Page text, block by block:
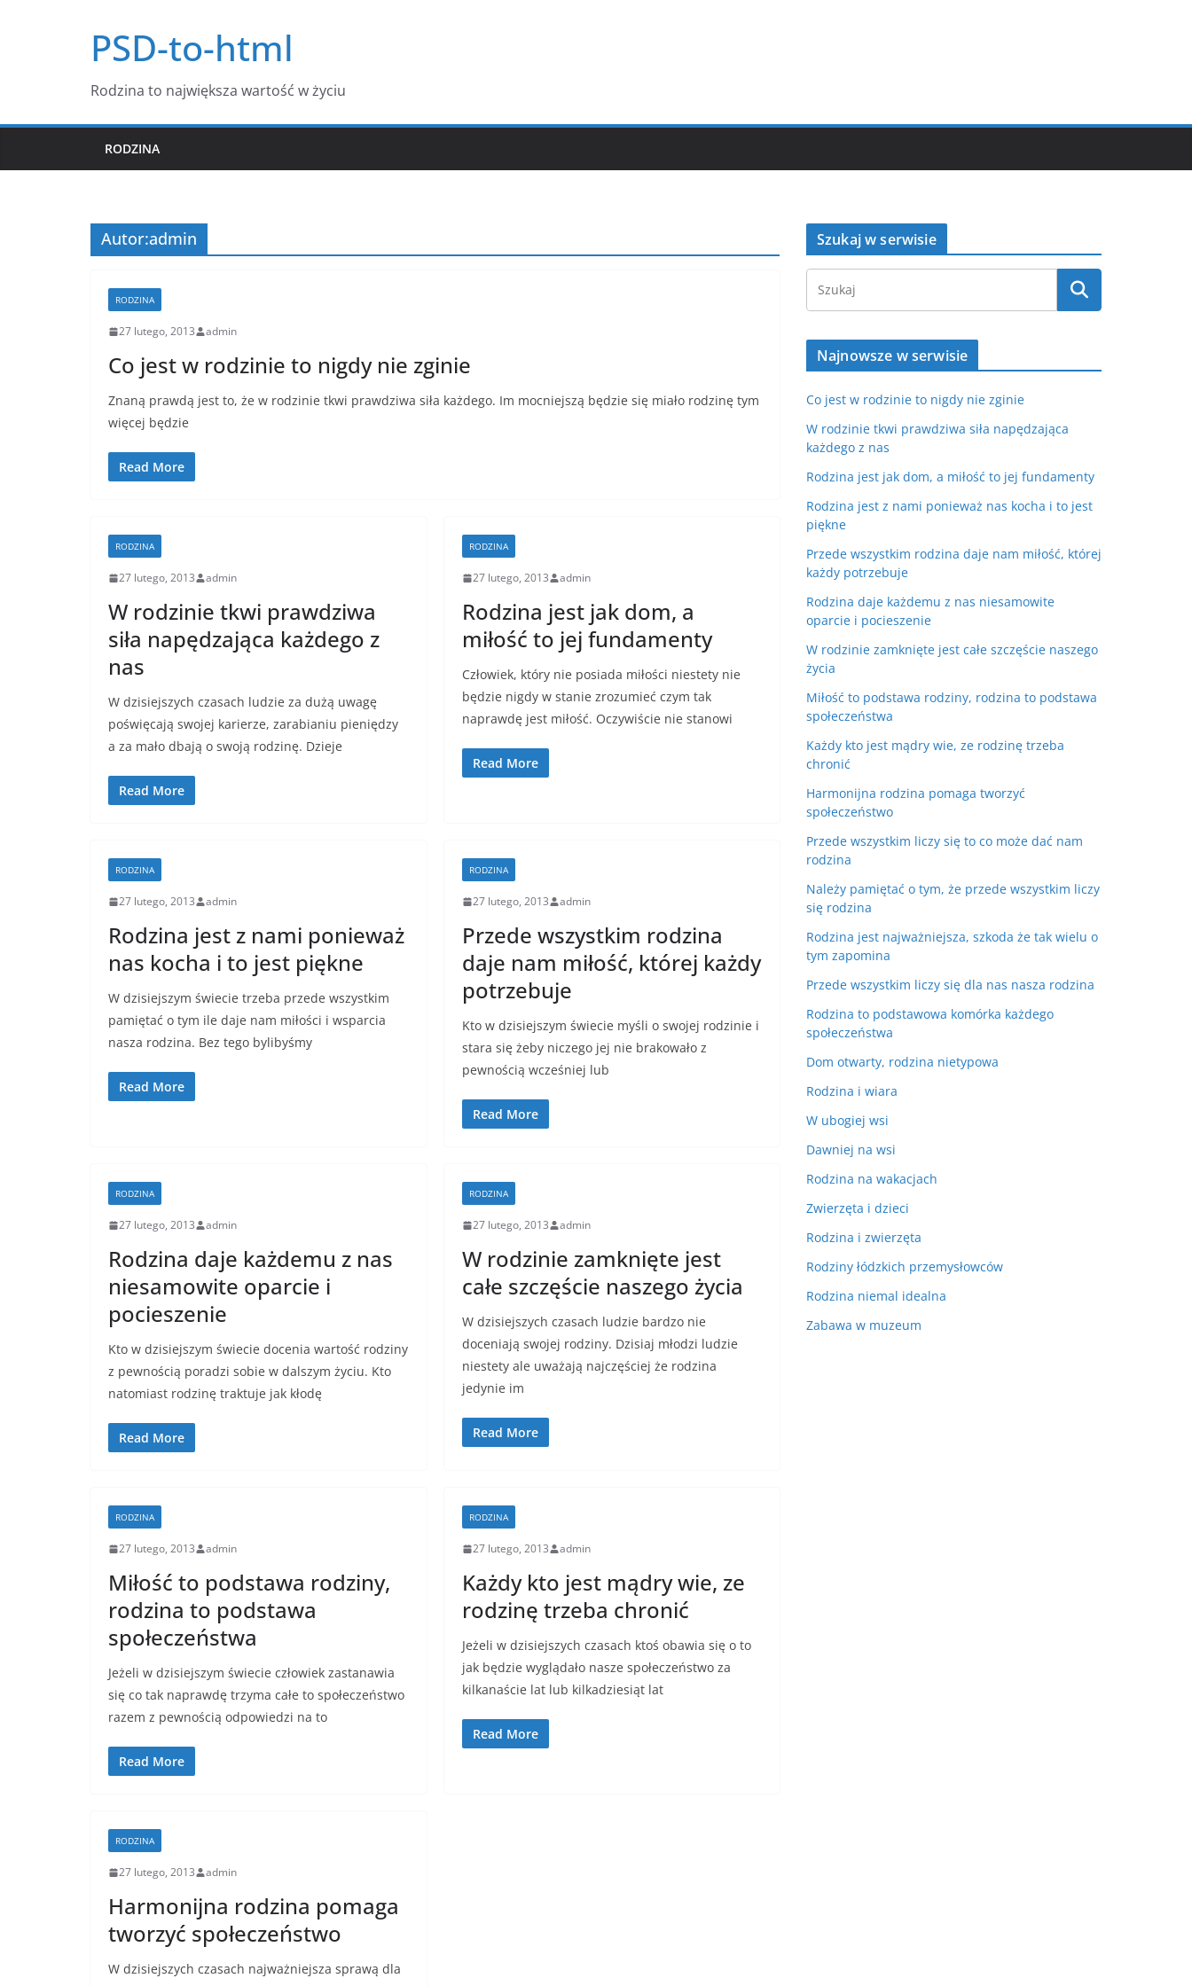
PSD-to-html
Rodzina to największa wartość w życiu
RODZINA
Autor:admin
RODZINA
27 lutego, 2013 admin
Co jest w rodzinie to nigdy nie zginie
Znaną prawdą jest to, że w rodzinie tkwi prawdziwa siła każdego. Im mocniejszą będzie się miało rodzinę tym
więcej będzie
Read More
RODZINA
27 lutego, 2013 admin
W rodzinie tkwi prawdziwa
siła napędzająca każdego z
nas
W dzisiejszych czasach ludzie za dużą uwagę
poświęcają swojej karierze, zarabianiu pieniędzy
a za mało dbają o swoją rodzinę. Dzieje
Read More
RODZINA
27 lutego, 2013 admin
Rodzina jest jak dom, a
miłość to jej fundamenty
Człowiek, który nie posiada miłości niestety nie
będzie nigdy w stanie zrozumieć czym tak
naprawdę jest miłość. Oczywiście nie stanowi
Read More
RODZINA
27 lutego, 2013 admin
Rodzina jest z nami ponieważ
nas kocha i to jest piękne
W dzisiejszym świecie trzeba przede wszystkim
pamiętać o tym ile daje nam miłości i wsparcia
nasza rodzina. Bez tego bylibyśmy
Read More
RODZINA
27 lutego, 2013 admin
Przede wszystkim rodzina
daje nam miłość, której każdy
potrzebuje
Kto w dzisiejszym świecie myśli o swojej rodzinie i
stara się żeby niczego jej nie brakowało z
pewnością wcześniej lub
Read More
RODZINA
27 lutego, 2013 admin
Rodzina daje każdemu z nas
niesamowite oparcie i
pocieszenie
Kto w dzisiejszym świecie docenia wartość rodziny
z pewnością poradzi sobie w dalszym życiu. Kto
natomiast rodzinę traktuje jak kłodę
Read More
RODZINA
27 lutego, 2013 admin
W rodzinie zamknięte jest
całe szczęście naszego życia
W dzisiejszych czasach ludzie bardzo nie
doceniają swojej rodziny. Dzisiaj młodzi ludzie
niestety ale uważają najczęściej że rodzina
jedynie im
Read More
RODZINA
27 lutego, 2013 admin
Miłość to podstawa rodziny,
rodzina to podstawa
społeczeństwa
Jeżeli w dzisiejszym świecie człowiek zastanawia
się co tak naprawdę trzyma całe to społeczeństwo
razem z pewnością odpowiedzi na to
Read More
RODZINA
27 lutego, 2013 admin
Każdy kto jest mądry wie, ze
rodzinę trzeba chronić
Jeżeli w dzisiejszych czasach ktoś obawia się o to
jak będzie wyglądało nasze społeczeństwo za
kilkanaście lat lub kilkadziesiąt lat
Read More
RODZINA
27 lutego, 2013 admin
Harmonijna rodzina pomaga
tworzyć społeczeństwo
W dzisiejszych czasach najważniejsza sprawą dla
Szukaj w serwisie
Najnowsze w serwisie
Co jest w rodzinie to nigdy nie zginie
W rodzinie tkwi prawdziwa siła napędzająca
każdego z nas
Rodzina jest jak dom, a miłość to jej fundamenty
Rodzina jest z nami ponieważ nas kocha i to jest
piękne
Przede wszystkim rodzina daje nam miłość, której
każdy potrzebuje
Rodzina daje każdemu z nas niesamowite
oparcie i pocieszenie
W rodzinie zamknięte jest całe szczęście naszego
życia
Miłość to podstawa rodziny, rodzina to podstawa
społeczeństwa
Każdy kto jest mądry wie, ze rodzinę trzeba
chronić
Harmonijna rodzina pomaga tworzyć
społeczeństwo
Przede wszystkim liczy się to co może dać nam
rodzina
Należy pamiętać o tym, że przede wszystkim liczy
się rodzina
Rodzina jest najważniejsza, szkoda że tak wielu o
tym zapomina
Przede wszystkim liczy się dla nas nasza rodzina
Rodzina to podstawowa komórka każdego
społeczeństwa
Dom otwarty, rodzina nietypowa
Rodzina i wiara
W ubogiej wsi
Dawniej na wsi
Rodzina na wakacjach
Zwierzęta i dzieci
Rodzina i zwierzęta
Rodziny łódzkich przemysłowców
Rodzina niemal idealna
Zabawa w muzeum